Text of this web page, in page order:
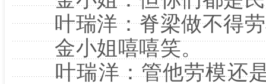
叶瑞洋：脊梁做不得劳
金小姐嘻嘻笑。
叶瑞洋：管他劳模还是